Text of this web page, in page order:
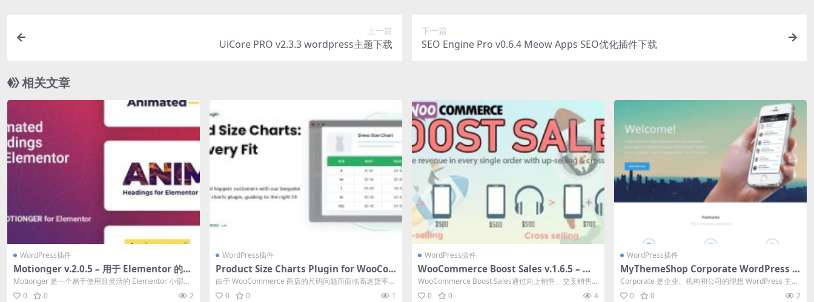
上一篇
UiCore PRO v2.3.3 wordpress主题下载
下一篇
SEO Engine Pro v0.6.4 Meow Apps SEO优化插件下载
相关文章
WordPress插件
Motionger v.2.0.5 – 用于 Elementor 的动
态标题插件下载
Motionger 是一个易于使用且灵活的 Elementor 小部
件，用于为任...
0 0 2
WordPress插件
Product Size Charts Plugin for WooCo
mmerce (Premium) v2.4.4 WooCommer
ce 的产品尺寸表插件下载
由于 WooCommerce 商店的尺码问题而面临高退货率的
困扰？了解 WooC...
0 0 1
WordPress插件
WooCommerce Boost Sales v.1.6.5 – 上
升销售和交叉销售 弹出窗口和折扣插件下载
WooCommerce Boost Sales通过向上销售、交叉销售
来刺激客户的...
0 0 4
WordPress插件
MyThemeShop Corporate WordPress T
heme 1.4.3
Corporate 是企业、机构和公司的理想 WordPress 主
题，其优雅的...
0 0 2